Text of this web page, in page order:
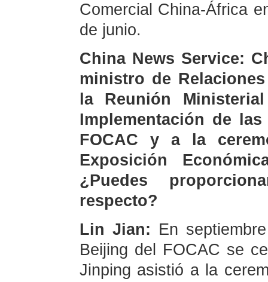
Comercial China-África
de junio.
China News Service:
ministro de
la Reunión
Implementación de
FOCAC y a la
Exposición
¿Puedes
respecto?
Lin Jian: En
Beijing del FOCAC se
Jinping asistió a la